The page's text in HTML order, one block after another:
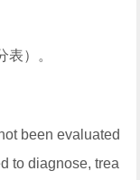
表）。
been evaluated
to diagnose, trea